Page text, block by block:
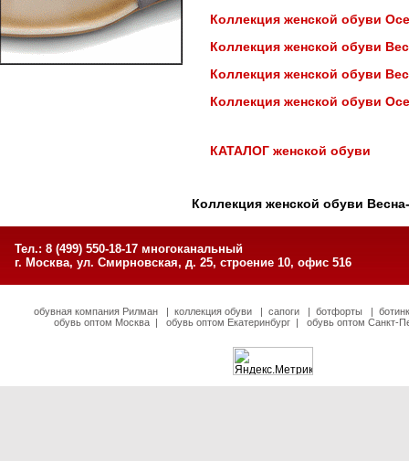
Коллекция женской обуви
Коллекция женской обуви
Коллекция женской обуви
Коллекция женской обуви
КАТАЛОГ женской обуви
Коллекция женской обуви
Тел.: 8 (499) 550-18-17 многоканальный
г. Москва, ул. Смирновская, д. 25, строение 10, офис 516
обувная компания Рилман | коллекция обуви | сапоги | ботфорты |
обувь оптом Москва | обувь оптом Екатеринбург | обувь оптом Санкт-